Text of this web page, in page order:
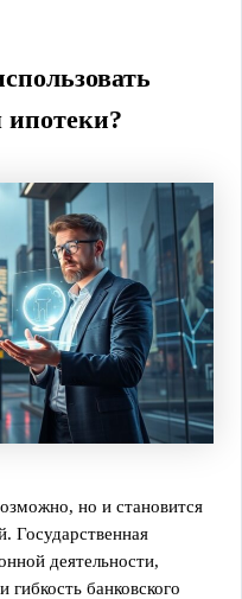
ипотеки?
но и становится
Государственная
деятельности,
банковского